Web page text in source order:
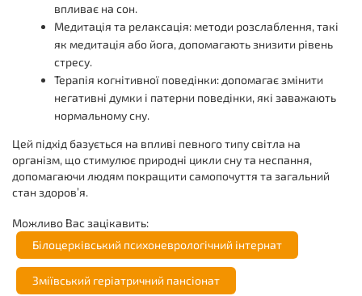
впливає на сон.
Медитація та релаксація: методи розслаблення, такі
як медитація або йога, допомагають знизити рівень
стресу.
Терапія когнітивної поведінки: допомагає змінити
негативні думки і патерни поведінки, які заважають
нормальному сну.
Цей підхід базується на впливі певного типу світла на
організм, що стимулює природні цикли сну та неспання,
допомагаючи людям покращити самопочуття та загальний
стан здоров’я.
Можливо Вас зацікавить:
Білоцерківський психоневрологічний інтернат
Зміївський геріатричний пансіонат